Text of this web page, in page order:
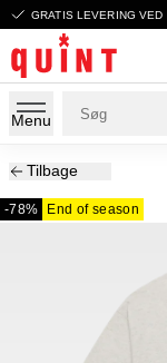
GRATIS LEVERING
Menu
Tilbage
-78% End of season